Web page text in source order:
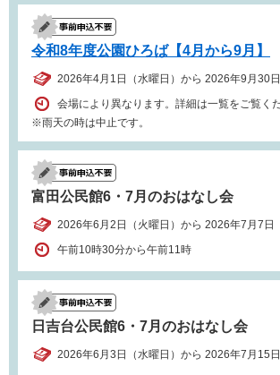
令和8年度公園ひろば【4月から9月】
2026年4月1日（水曜日）から 2026年9月30日
会場により異なります。詳細は一覧をご覧くだ
※雨天の時は中止です。
富田公民館6・7月のおはなし会
2026年6月2日（火曜日）から 2026年7月7日
午前10時30分から午前11時
日吉台公民館6・7月のおはなし会
2026年6月3日（水曜日）から 2026年7月15日